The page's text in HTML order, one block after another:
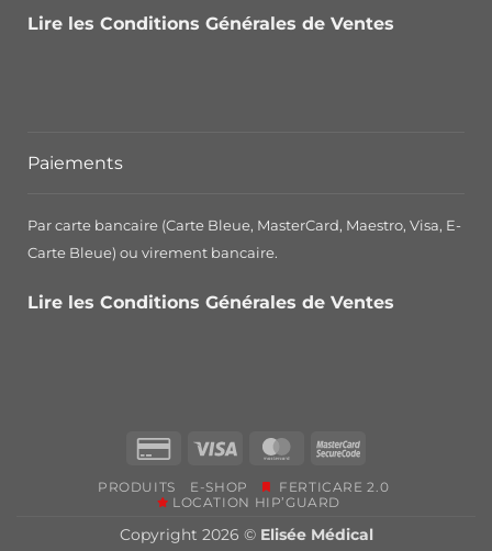
Lire les Conditions Générales de Ventes
Paiements
Par carte bancaire (Carte Bleue, MasterCard, Maestro, Visa, E-
Carte Bleue) ou virement bancaire.
Lire les Conditions Générales de Ventes
Credit
2
Visa MasterCardMasterCard
PRODUITS E-SHOP
FERTICARE 2.0
LOCATION HIP’GUARD
Copyright 2026 © Elisée Médical